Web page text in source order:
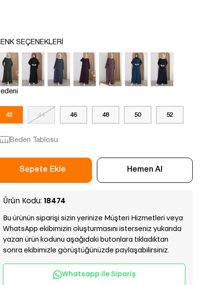
SEÇENEKLERI
42 44 46 48 50 52
Beden Tablosu
Ürün Kodu: 18474
Bu ürünün siparişi sizin yerinize Müşteri Hizmetleri veya
WhatsApp ekibimizin oluşturmasını isterseniz yukarıda
yazan ürün kodunu aşağıdaki butonlara tıkladıktan
sonra ekibimizle görüştüğünüzde paylaşabilirsiniz.
Whatsapp ile Sipariş